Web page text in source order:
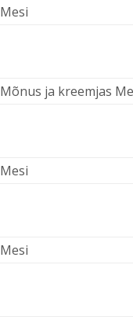
Mesi
Mõnus ja kreemjas
Mesi
Mesi